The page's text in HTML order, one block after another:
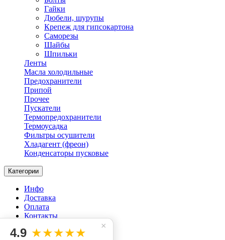
Гайки
Дюбели, шурупы
Крепеж для гипсокартона
Саморезы
Шайбы
Шпильки
Ленты
Масла холодильные
Предохранители
Припой
Прочее
Пускатели
Термопредохранители
Термоусадка
Фильтры осушители
Хладагент (фреон)
Конденсаторы пусковые
Категории
Инфо
Доставка
Оплата
Контакты
Акции
×
4.9 ★★★★★